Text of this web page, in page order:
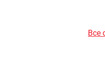
Все